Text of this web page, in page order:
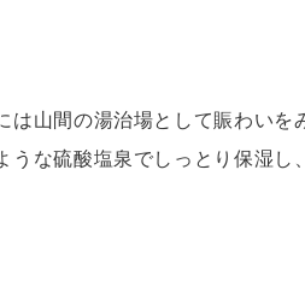
山間の湯治場として賑わい
な硫酸塩泉でしっとり保湿